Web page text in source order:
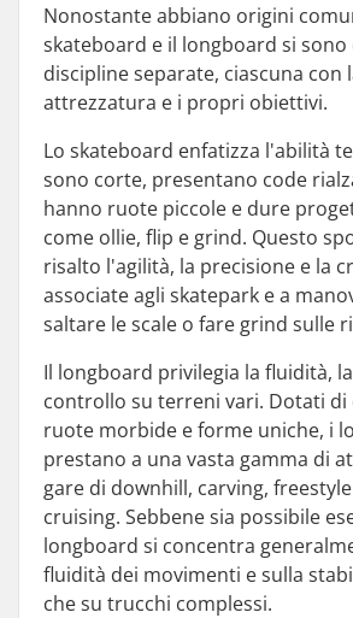
Nonostante abbiano origini
skateboard e il longboard si sono
discipline separate, ciascuna con
attrezzatura e i propri obiettivi.
Lo skateboard enfatizza l'abilità
sono corte, presentano code
hanno ruote piccole e dure
come ollie, flip e grind. Questo
risalto l'agilità, la precisione e la
associate agli skatepark e a
saltare le scale o fare grind sulle
Il longboard privilegia la fluidità,
controllo su terreni vari. Dotati di
ruote morbide e forme uniche, i
prestano a una vasta gamma di
gare di downhill, carving,
cruising. Sebbene sia possibile
longboard si concentra
fluidità dei movimenti e sulla
che su trucchi complessi.